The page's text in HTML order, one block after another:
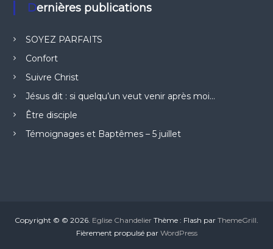
Dernières publications
SOYEZ PARFAITS
Confort
Suivre Christ
Jésus dit : si quelqu’un veut venir après moi…
Être disciple
Témoignages et Baptêmes – 5 juillet
Copyright © © 2026. Eglise Chandelier Thème : Flash par ThemeGrill
Fièrement propulsé par WordPress